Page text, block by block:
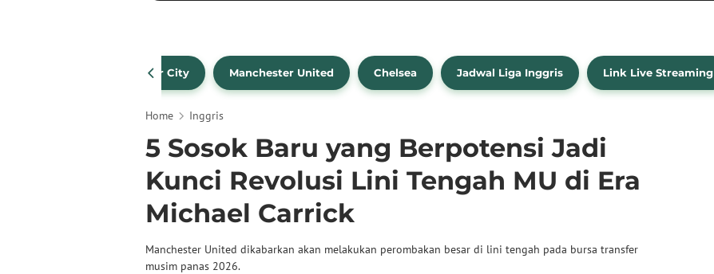
Manchester City Manchester United Chelsea Jadwal Liga Inggris Link Live Streaming
Home Inggris
5 Sosok Baru yang Berpotensi Jadi
Kunci Revolusi Lini Tengah MU di Era
Michael Carrick
Manchester United dikabarkan akan melakukan perombakan besar di lini tengah pada bursa transfer
musim panas 2026.